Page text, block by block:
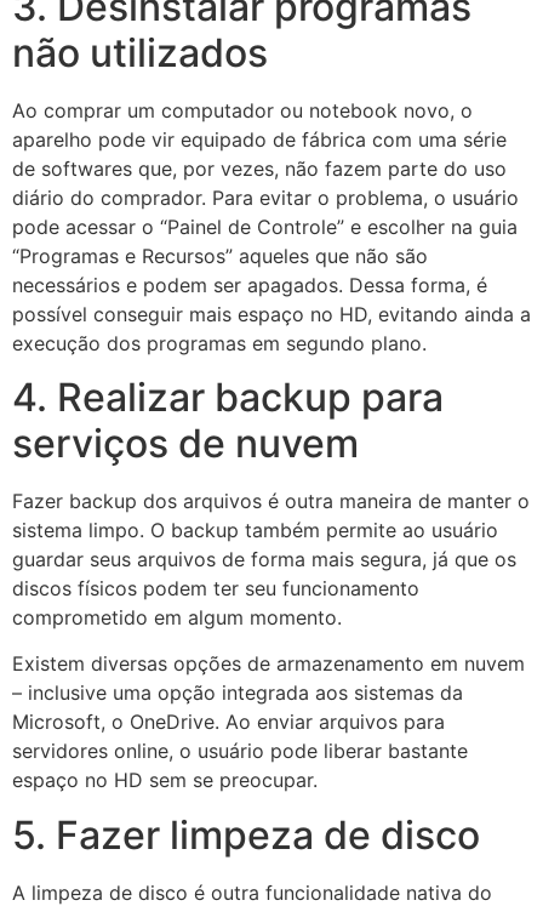
não utilizados
Ao comprar um computador ou notebook novo, o
aparelho pode vir equipado de fábrica com uma série
de softwares que, por vezes, não fazem parte do uso
diário do comprador. Para evitar o problema, o usuário
pode acessar o “Painel de Controle” e escolher na guia
“Programas e Recursos” aqueles que não são
necessários e podem ser apagados. Dessa forma, é
possível conseguir mais espaço no HD, evitando ainda a
execução dos programas em segundo plano.
4. Realizar backup para
serviços de nuvem
Fazer backup dos arquivos é outra maneira de manter o
sistema limpo. O backup também permite ao usuário
guardar seus arquivos de forma mais segura, já que os
discos físicos podem ter seu funcionamento
comprometido em algum momento.
Existem diversas opções de armazenamento em nuvem
– inclusive uma opção integrada aos sistemas da
Microsoft, o OneDrive. Ao enviar arquivos para
servidores online, o usuário pode liberar bastante
espaço no HD sem se preocupar.
5. Fazer limpeza de disco
A limpeza de disco é outra funcionalidade nativa do